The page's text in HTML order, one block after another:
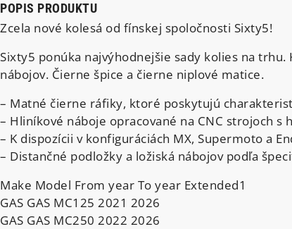
POPIS PRODUKTU
Zcela nové kolesá od fínskej spoločnosti Sixty5!
Sixty5 ponúka najvýhodnejšie sady kolies na
nábojov. Čierne špice a čierne niplové matice.
– Matné čierne ráfiky, ktoré poskytujú
– Hliníkové náboje opracované na CNC strojoch
– K dispozícii v konfiguráciách MX, Supermoto a
– Distančné podložky a ložiská nábojov podľa
Make Model From year To year Extended1
GAS GAS MC125 2021 2026
GAS GAS MC250 2022 2026